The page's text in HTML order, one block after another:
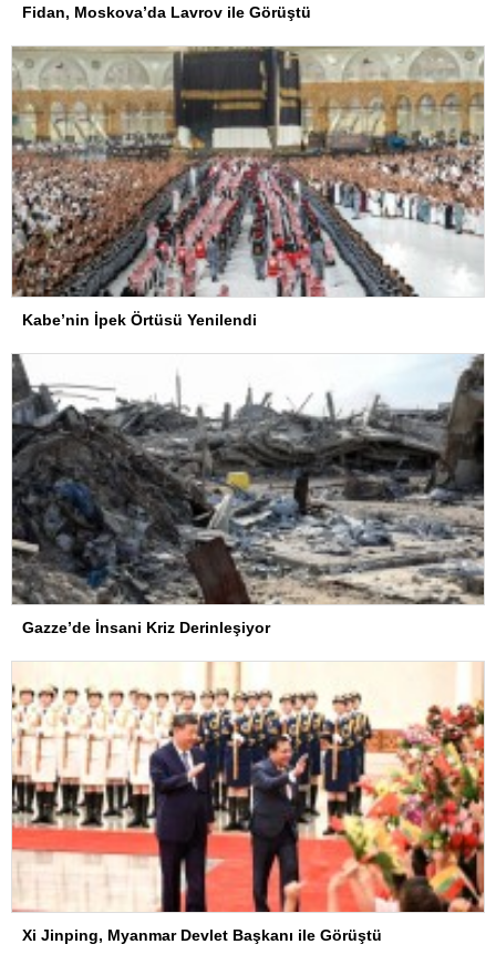
Fidan, Moskova’da Lavrov ile Görüştü
Kabe’nin İpek Örtüsü Yenilendi
Gazze’de İnsani Kriz Derinleşiyor
Xi Jinping, Myanmar Devlet Başkanı ile Görüştü